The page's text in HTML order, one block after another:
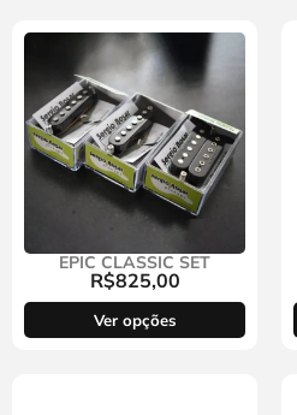
EPIC CLASSIC SET
R$825,00
Ver opções